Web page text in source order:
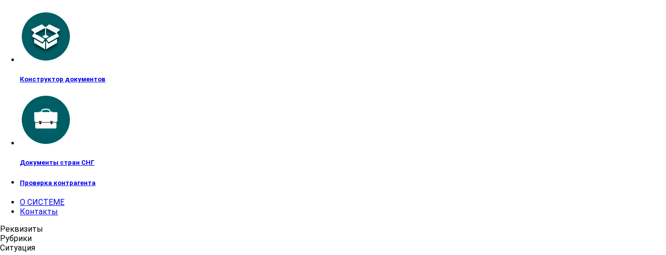
Конструктор документов
Документы стран СНГ
Проверка контрагента
О СИСТЕМЕ
Контакты
Реквизиты
Рубрики
Ситуация